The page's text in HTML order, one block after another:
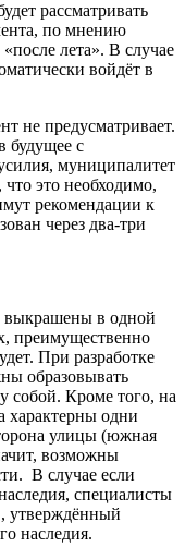
рассматривать
по мнению
лета». В случае
войдёт в
не предусматривает.
будущее с
муниципалитет
что это необходимо,
рекомендации к
через два-три
выкрашены в одной
преимущественно
При разработке
образовывать
собой. Кроме того, на
характерны одни
улицы (южная
возможны
В случае если
специалисты
утверждённый
наследия.